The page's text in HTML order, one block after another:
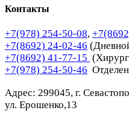
Контакты
+7(978) 254-50-08,
+7(8692) 24-02-46
+7(8692) 41-77-15
+7(978) 254-50-46
Адрес: 299045, г.
ул. Ерошенко,13